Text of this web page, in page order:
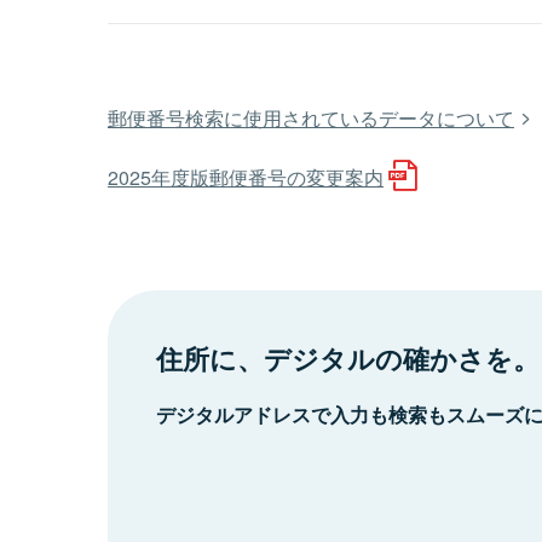
郵便番号検索に使用されているデータについて
2025年度版郵便番号の変更案内
住所に、デジタルの確かさを。
デジタルアドレスで入力も検索もスムーズ